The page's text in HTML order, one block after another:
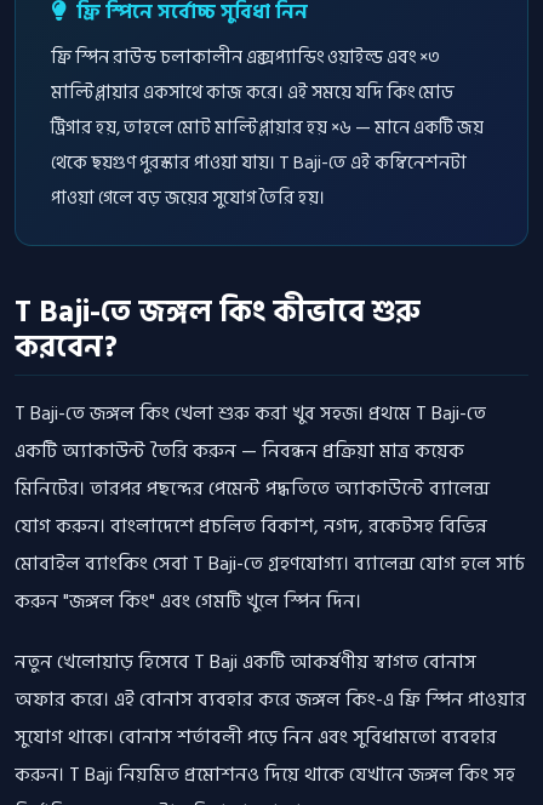
ফ্রি স্পিনে সর্বোচ্চ সুবিধা নিন
ফ্রি স্পিন রাউন্ড চলাকালীন এক্সপ্যান্ডিং ওয়াইল্ড এবং ×৩
মাল্টিপ্লায়ার একসাথে কাজ করে। এই সময়ে যদি কিং মোড
ট্রিগার হয়, তাহলে মোট মাল্টিপ্লায়ার হয় ×৬ — মানে একটি জয়
থেকে ছয়গুণ পুরস্কার পাওয়া যায়। T Baji-তে এই কম্বিনেশনটা
পাওয়া গেলে বড় জয়ের সুযোগ তৈরি হয়।
T Baji-তে জঙ্গল কিং কীভাবে শুরু
করবেন?
T Baji-তে জঙ্গল কিং খেলা শুরু করা খুব সহজ। প্রথমে T Baji-তে
একটি অ্যাকাউন্ট তৈরি করুন — নিবন্ধন প্রক্রিয়া মাত্র কয়েক
মিনিটের। তারপর পছন্দের পেমেন্ট পদ্ধতিতে অ্যাকাউন্টে ব্যালেন্স
যোগ করুন। বাংলাদেশে প্রচলিত বিকাশ, নগদ, রকেটসহ বিভিন্ন
মোবাইল ব্যাংকিং সেবা T Baji-তে গ্রহণযোগ্য। ব্যালেন্স যোগ হলে সার্চ
করুন "জঙ্গল কিং" এবং গেমটি খুলে স্পিন দিন।
নতুন খেলোয়াড় হিসেবে T Baji একটি আকর্ষণীয় স্বাগত বোনাস
অফার করে। এই বোনাস ব্যবহার করে জঙ্গল কিং-এ ফ্রি স্পিন পাওয়ার
সুযোগ থাকে। বোনাস শর্তাবলী পড়ে নিন এবং সুবিধামতো ব্যবহার
করুন। T Baji নিয়মিত প্রমোশনও দিয়ে থাকে যেখানে জঙ্গল কিং সহ